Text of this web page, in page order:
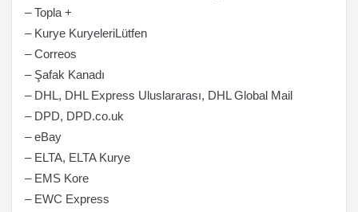
– Topla +
– Kurye KuryeleriLütfen
– Correos
– Şafak Kanadı
– DHL, DHL Express Uluslararası, DHL Global Mail
– DPD, DPD.co.uk
– eBay
– ELTA, ELTA Kurye
– EMS Kore
– EWC Express